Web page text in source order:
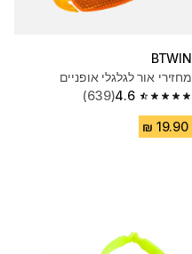
BTWIN
מחזירי אור לגלגלי אופניים
4.6
4.6 out of 5 stars from 639 reviews
(639)